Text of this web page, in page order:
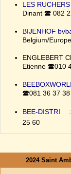
LES
Dinant 🕿 082
BIJENHOF
Belgium/
ENGLEBERT
Etienne 🕿010
🕿081 36 37 38
BEE-DISTRI
25 60
2024 Saint